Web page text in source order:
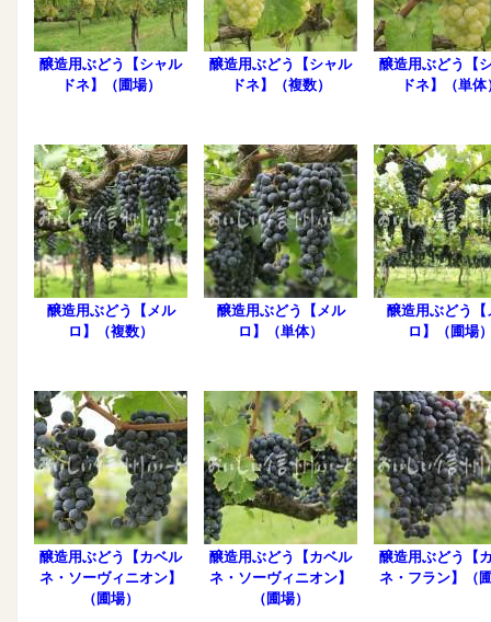
醸造用ぶどう【シャル
ドネ】（圃場）
醸造用ぶどう【シャル
ドネ】（複数）
醸造用ぶどう【
ドネ】（単体
醸造用ぶどう【メル
ロ】（複数）
醸造用ぶどう【メル
ロ】（単体）
醸造用ぶどう【
ロ】（圃場
醸造用ぶどう【カベル
ネ・ソーヴィニオン】
（圃場）
醸造用ぶどう【カベル
ネ・ソーヴィニオン】
（圃場）
醸造用ぶどう【
ネ・フラン】（